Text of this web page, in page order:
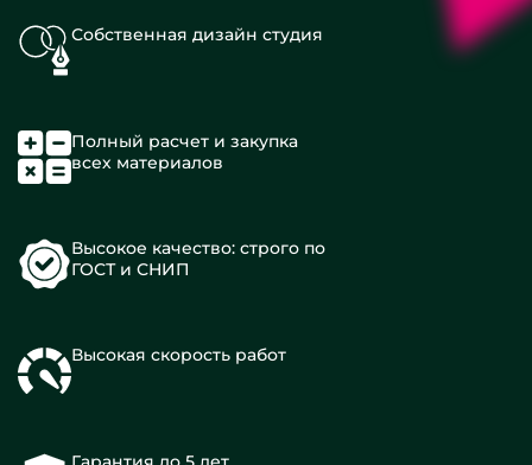
Собственная дизайн студия
Полный расчет и закупка
всех материалов
Высокое качество: строго по
ГОСТ и СНИП
Высокая скорость работ